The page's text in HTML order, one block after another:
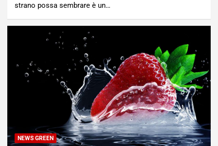
strano possa sembrare è un…
NEWS GREEN